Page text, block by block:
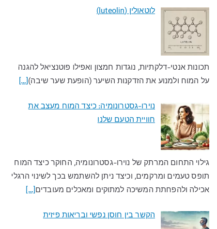
לוטאולין (luteolin)
תכונות אנטי-דלקתיות, נוגדות חמצון ואפילו פוטנציאל להגנה
על המוח ולמנוע את הזדקנות השיער (הופעת שער שיבה)[…]
נוירו-גסטרונומיה: כיצד המוח מעצב את
חוויית הטעם שלנו​
גילוי התחום המרתק של נוירו-גסטרונומיה, החוקר כיצד המוח
תופס טעמים ומרקמים, וכיצד ניתן להשתמש בכך לשינוי הרגלי
אכילה ולהפחתת המשיכה למתוקים ומאכלים מעובדים​[…]
הקשר בין חוסן נפשי ובריאות פיזית